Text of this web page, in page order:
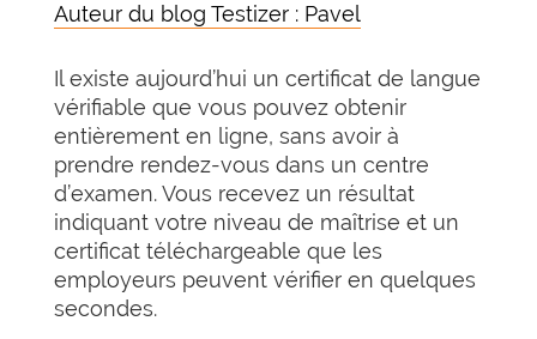
Auteur du blog Testizer : Pavel
Il existe aujourd’hui un certificat de langue
vérifiable que vous pouvez obtenir
entièrement en ligne, sans avoir à
prendre rendez-vous dans un centre
d’examen. Vous recevez un résultat
indiquant votre niveau de maîtrise et un
certificat téléchargeable que les
employeurs peuvent vérifier en quelques
secondes.